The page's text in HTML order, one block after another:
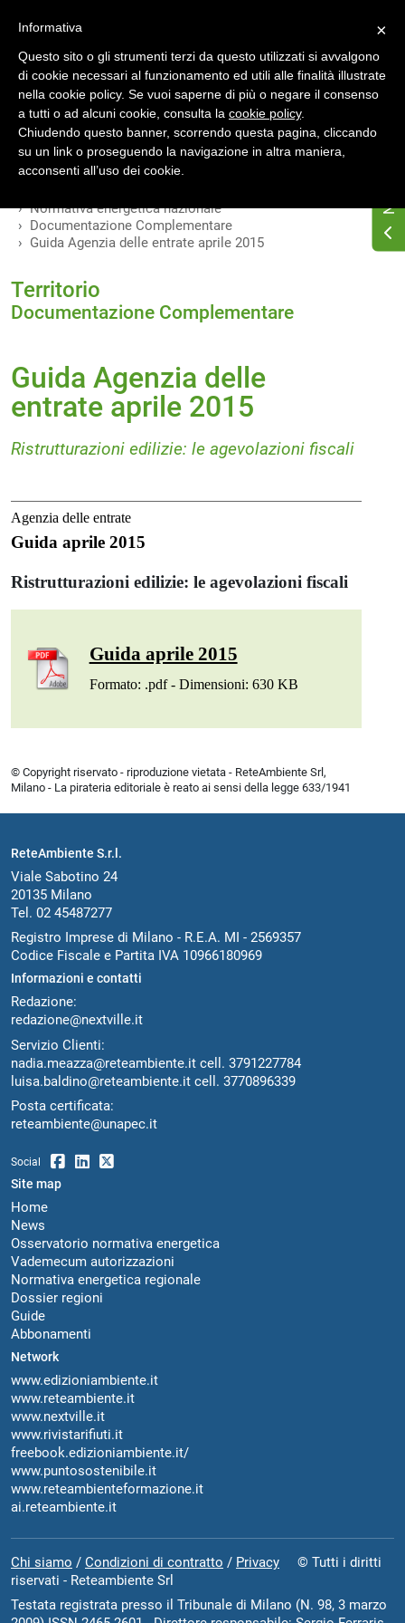
INDICE VERSIONI
MODIFICHE
Normativa energetica nazionale
Documentazione Complementare
Guida Agenzia delle entrate aprile 2015
Territorio
Documentazione Complementare
Guida Agenzia delle
entrate aprile 2015
Ristrutturazioni edilizie: le agevolazioni fiscali
Agenzia delle entrate
Guida aprile 2015
Ristrutturazioni edilizie: le agevolazioni fiscali
Guida aprile 2015
Formato: .pdf - Dimensioni: 630 KB
© Copyright riservato - riproduzione vietata - ReteAmbiente Srl,
Milano - La pirateria editoriale è reato ai sensi della legge 633/1941
ReteAmbiente S.r.l.
Viale Sabotino 24
20135 Milano
Tel. 02 45487277
Registro Imprese di Milano - R.E.A. MI - 2569357
Codice Fiscale e Partita IVA 10966180969
Informazioni e contatti
Redazione:
redazione@nextville.it
Servizio Clienti:
nadia.meazza@reteambiente.it cell. 3791227784
luisa.baldino@reteambiente.it cell. 3770896339
Posta certificata:
reteambiente@unapec.it
Social
Site map
Home
News
Osservatorio normativa energetica
Vademecum autorizzazioni
Normativa energetica regionale
Dossier regioni
Guide
Abbonamenti
Network
www.edizioniambiente.it
www.reteambiente.it
www.nextville.it
www.rivistarifiuti.it
freebook.edizioniambiente.it/
www.puntosostenibile.it
www.reteambienteformazione.it
ai.reteambiente.it
Chi siamo / Condizioni di contratto / Privacy © Tutti i diritti
riservati - Reteambiente Srl
Testata registrata presso il Tribunale di Milano (N. 98, 3 marzo
×
Informativa
Questo sito o gli strumenti terzi da questo utilizzati si avvalgono
di cookie necessari al funzionamento ed utili alle finalità illustrate
nella cookie policy. Se vuoi saperne di più o negare il consenso
a tutti o ad alcuni cookie, consulta la cookie policy.
Chiudendo questo banner, scorrendo questa pagina, cliccando
su un link o proseguendo la navigazione in altra maniera,
acconsenti all’uso dei cookie.